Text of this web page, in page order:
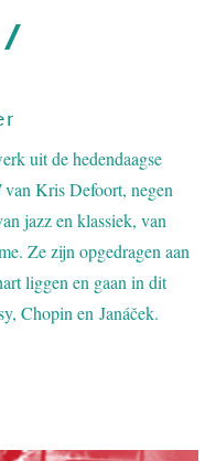
/
uit de hedendaagse
van Kris Defoort, negen
jazz en klassiek, van
Ze zijn opgedragen aan
liggen en gaan in dit
Chopin en Janáček.